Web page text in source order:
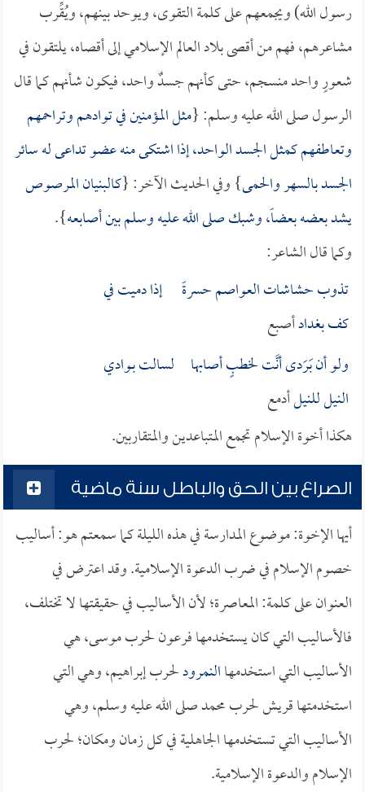
رسول الله) ويجمعهم على كلمة التقوى، ويوحد بينهم، ويُقِّرب
مشاعرهم، فهم من أقصى بلاد العالم الإسلامي إلى أقصاه، يلتقون في
شعورٍ واحد منسجم، حتى كأنهم جسدٌ واحد، فيكون شأنهم كما قال
الرسول صلى الله عليه وسلم: {مثل المؤمنين في توادهم وتراحمهم
وتعاطفهم كمثل الجسد الواحد، إذا اشتكى منه عضو تداعى له سائر
الجسد بالسهر والحمى} وفي الحديث الآخر: {كالبنيان المرصوص
يشد بعضه بعضاً، وشبك صلى الله عليه وسلم بين أصابعه}.
وكما قال الشاعر:
تذوب حشاشات العواصم حسرةً إذا دميت في
كفبغدادأصبع
ولو أن بَرَدى أنَّت لخطبٍ أصابها لسالت بـوادي
النيلللنيلأدمع
هكذا أخوة الإسلام تجمع المتباعدين والمتقاربين.
الصراع بين الحق والباطل سنة ماضية
أيها الإخوة: موضوع المدارسة في هذه الليلة كما سمعتم هو: أساليب
خصوم الإسلام في ضرب الدعوة الإسلامية. وقد اعترض في
العنوان على كلمة: المعاصرة؛ لأن الأساليب في حقيقتها لا تختلف،
فالأساليب التي كان يستخدمها فرعون لحرب موسى، هي
الأساليب التي استخدمهاالنمرودلحرب إبراهيم، وهي التي
استخدمتها قريش لحرب محمد صلى الله عليه وسلم، وهي
الأساليب التي تستخدمها الجاهلية في كل زمان ومكان؛ لحرب
الإسلام والدعوة الإسلامية.